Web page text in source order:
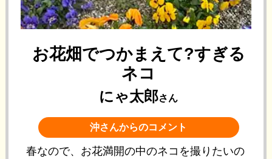
お花畑でつかまえて?すぎる
ネコ
にゃ太郎さん
沖さんからのコメント
春なので、お花満開の中のネコを撮りたいの